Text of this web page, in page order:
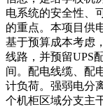
电系统的安全性、
的重点。本项目供
基于预算成本考虑
线路，并预留UPS
间。配电线缆、配
计负荷。强弱电分
个机柜区域分支主